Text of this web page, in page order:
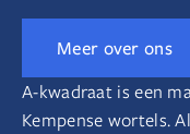
Meer over ons
A-kwadraat is een
Kempense wortels.